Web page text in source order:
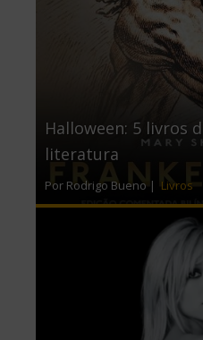
Halloween: 5 livros
literatura
Por Rodrigo Bueno | Livros